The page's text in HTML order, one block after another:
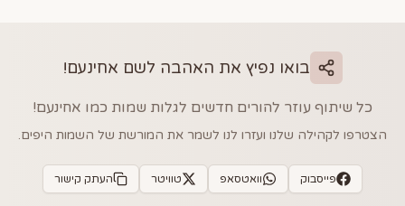
בואו נפיץ את האהבה לשם אחינעם!
כל שיתוף עוזר להורים חדשים לגלות שמות כמו אחינעם!
הצטרפו לקהילה שלנו ועזרו לנו לשמר את המורשת של השמות היפים.
פייסבוק וואטסאפ טוויטר העתק קישור